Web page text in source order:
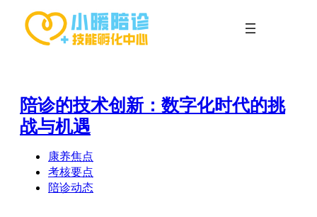
陪诊的技术创新：数字化时代的挑
战与机遇
康养焦点
考核要点
陪诊动态